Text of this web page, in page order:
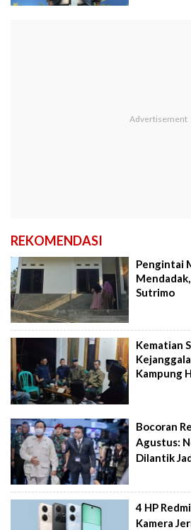
REKOMENDASI
Pengintai
Sutrimo
Kematian
Kampung
Bocoran
Agustus:
Dilantik
4 HP
Kamera